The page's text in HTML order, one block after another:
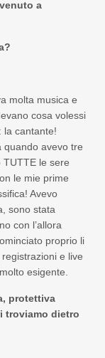
a
molta musica e
cosa volessi
la cantante!
quando avevo tre
le sere
le mie prime
Avevo
sono stata
con l’allora
proprio li
e live
esigente.
protettiva
troviamo dietro